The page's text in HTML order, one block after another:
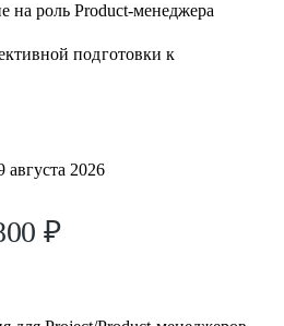
на роль Product-менеджера
подготовки к
августа 2026
₽